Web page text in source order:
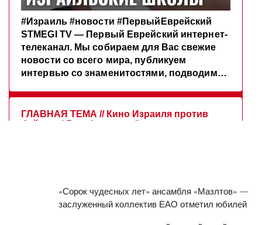
«Сорок чудесных лет» ансамбля «Мазлтов» —
заслуженный коллектив ЕАО отметил юбилей